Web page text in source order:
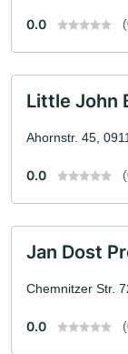
0.0
Little John
Ahornstr. 45,
0.0
Jan Dost
Chemnitzer Str.
0.0